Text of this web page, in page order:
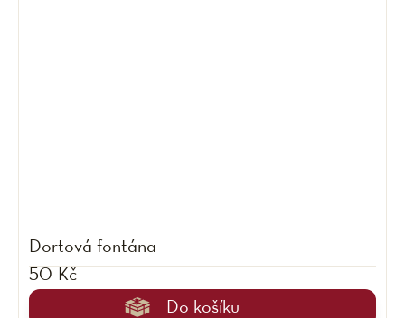
Dortová fontána
50 Kč
Do košíku